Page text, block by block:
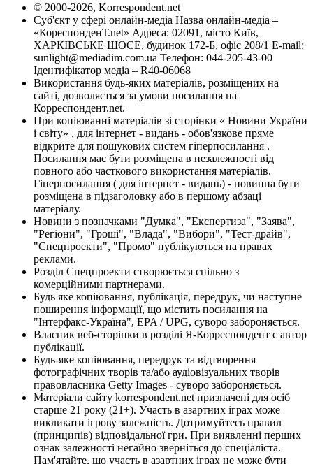
© 2000-2026, Korrespondent.net
Суб'єкт у сфері онлайн-медіа Назва онлайн-медіа –
«КореспонденТ.net» Адреса: 02091, місто Київ,
ХАРКІВСЬКЕ ШОСЕ, будинок 172-Б, офіс 208/1 E-mail:
sunlight@mediadim.com.ua Телефон: 044-205-43-00
Ідентифікатор медіа – R40-06068
Використання будь-яких матеріалів, розміщених на
сайті, дозволяється за умови посилання на
Корреспондент.net.
При копіюванні матеріалів зі сторінки « Новини України
і світу» , для інтернет - видань - обов'язкове пряме
відкрите для пошукових систем гіперпосилання .
Посилання має бути розміщена в незалежності від
повного або часткового використання матеріалів.
Гіперпосилання ( для інтернет - видань) - повинна бути
розміщена в підзаголовку або в першому абзаці
матеріалу.
Новини з позначками "Думка", "Експертиза", "Заява",
"Регіони", "Гроші", "Влада", "Вибори", "Тест-драйв",
"Спецпроекти", "Промо" публікуються на правах
реклами.
Розділ Спецпроекти створюється спільно з
комерційними партнерами.
Будь яке копіювання, публікація, передрук, чи наступне
поширення інформації, що містить посилання на
"Інтерфакс-Україна", EPA / UPG, суворо забороняється.
Власник веб-сторінки в розділі Я-Корреспондент є автор
публікації.
Будь-яке копіювання, передрук та відтворення
фотографічних творів та/або аудіовізуальних творів
правовласника Getty Images - суворо забороняється.
Матеріали сайту korrespondent.net призначені для осіб
старше 21 року (21+). Участь в азартних іграх може
викликати ігрову залежність. Дотримуйтесь правил
(принципів) відповідальної гри. При виявленні перших
ознак залежності негайно зверніться до спеціаліста.
Пам'ятайте, що участь в азартних іграх не може бути